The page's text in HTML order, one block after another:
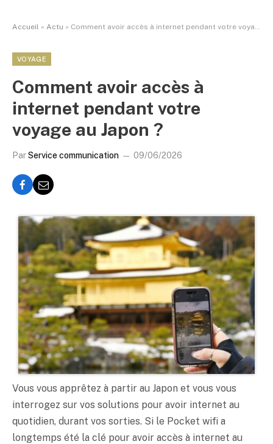
Accueil » Actu » Comment avoir accès à internet pendant votre voyage au Japon ?
VOYAGE
Comment avoir accès à
internet pendant votre
voyage au Japon ?
ParService communication 09/06/2026
Vous vous apprêtez à partir au Japon et vous vous
interrogez sur vos solutions pour avoir internet au
quotidien, durant vos sorties. Si le Pocket wifi a
longtemps été la clé pour avoir accès à internet au